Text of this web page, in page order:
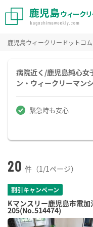
鹿児島ウィークリードットコム
病院近く/鹿児島純心女
ン・ウィークリーマン
緊急時も安心
20 件（1/1ページ）
割引キャンペーン
Kマンスリー鹿児島市電
205(No.514474)